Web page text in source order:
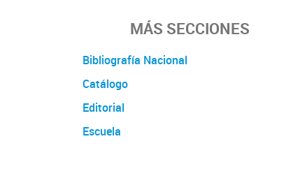
MÁS SECCIONES
Bibliografía Nacional
Catálogo
Editorial
Escuela